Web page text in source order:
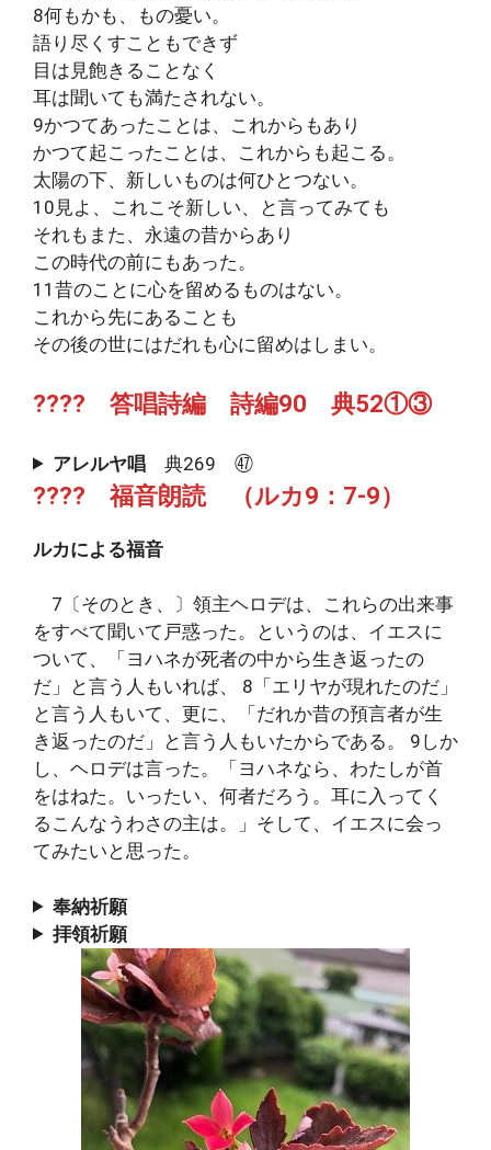
8何もかも、もの憂い。
語り尽くすこともできず
目は見飽きることなく
耳は聞いても満たされない。
9かつてあったことは、これからもあり
かつて起こったことは、これからも起こる。
太陽の下、新しいものは何ひとつない。
10見よ、これこそ新しい、と言ってみても
それもまた、永遠の昔からあり
この時代の前にもあった。
11昔のことに心を留めるものはない。
これから先にあることも
その後の世にはだれも心に留めはしまい。
???? 答唱詩編 詩編90 典52①③
アレルヤ唱 典269 ㊼
???? 福音朗読 （ルカ9：7-9）
ルカによる福音
7〔そのとき、〕領主ヘロデは、これらの出来事
をすべて聞いて戸惑った。というのは、イエスに
ついて、「ヨハネが死者の中から生き返ったの
だ」と言う人もいれば、 8「エリヤが現れたのだ」
と言う人もいて、更に、「だれか昔の預言者が生
き返ったのだ」と言う人もいたからである。 9しか
し、ヘロデは言った。「ヨハネなら、わたしが首
をはねた。いったい、何者だろう。耳に入ってく
るこんなうわさの主は。」そして、イエスに会っ
てみたいと思った。
奉納祈願
拝領祈願